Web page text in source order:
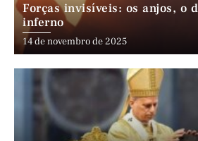
Forças invisíveis: os anjos, o
inferno
14 de novembro de 2025